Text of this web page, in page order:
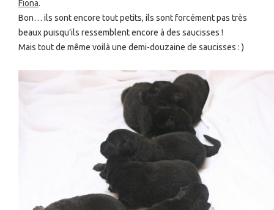
Fiona.
Bon… ils sont encore tout petits, ils sont forcément pas très
beaux puisqu’ils ressemblent encore à des saucisses !
Mais tout de même voilà une demi-douzaine de saucisses : )